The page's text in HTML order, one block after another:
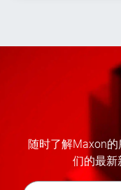
随时了解Maxon
们的最新